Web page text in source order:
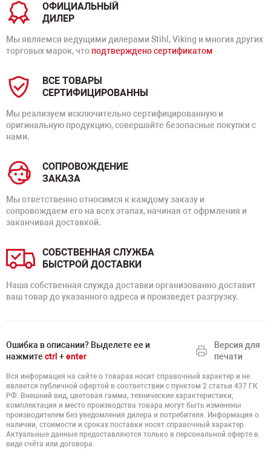
ОФИЦИАЛЬНЫЙ
ДИЛЕР
Мы являемся ведущими дилерами Stihl, Viking и многих других
торговых марок, что подтверждено сертификатом
ВСЕ ТОВАРЫ
СЕРТИФИЦИРОВАННЫ
Мы реализуем исключительно сертифицированную и
оригинальную продукцию, совершайте безопасные покупки с
нами.
СОПРОВОЖДЕНИЕ
ЗАКАЗА
Мы ответственно относимся к каждому заказу и
сопровождаем его на всех этапах, начиная от офрмления и
заканчивая доставкой.
СОБСТВЕННАЯ СЛУЖБА
БЫСТРОЙ ДОСТАВКИ
Наша собственная служда доставки организованно доставит
ваш товар до указанного адреса и произведет разгрузку.
Ошибка в описании? Выделете ее и
нажмите ctrl +enter
Версия для
печати
Вся информация на сайте о товарах носит справочный характер и не
является публичной офертой в соответствии с пунктом 2 статьи 437 ГК
РФ. Внешний вид, цветовая гамма, технические характеристики,
комплектация и место производства товара могут быть изменены
производителем без уведомления дилера и потребителя. Информация о
наличии, стоимости и сроках поставки носят справочный характер.
Актуальные данные предоставляются только в персональной оферте в
виде счёта или договора.